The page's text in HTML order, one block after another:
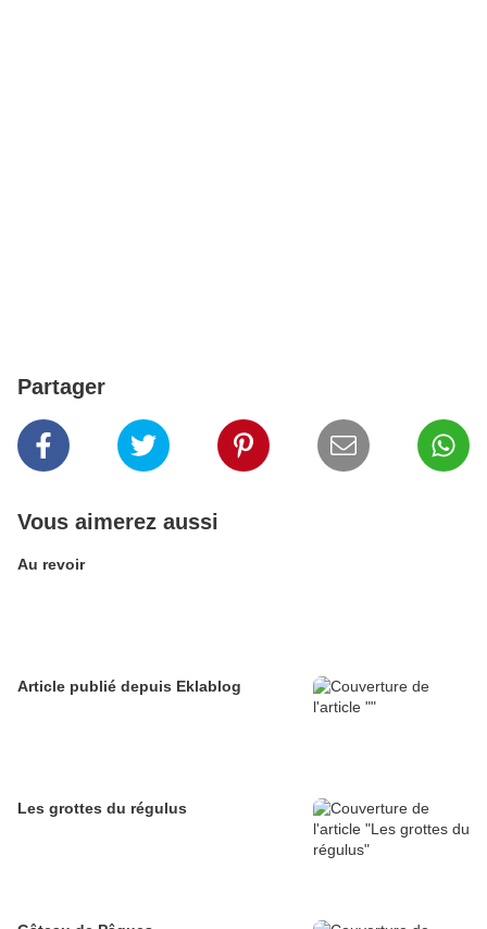
Partager
Vous aimerez aussi
Au revoir
Article publié depuis Eklablog
Les grottes du régulus